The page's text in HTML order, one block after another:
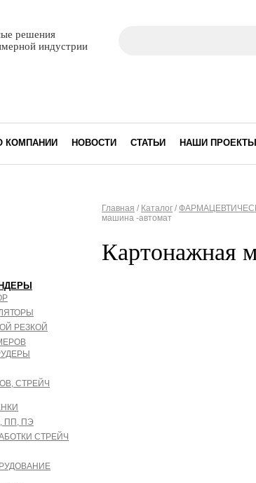
решения
индустрии
КОМПАНИИ НОВОСТИ СТАТЬИ НАШИ ПРОЕКТЫ
РЕЗКОЙ
СТРЕЙЧ
ПП, ПЭ
СТРЕЙЧ
Вы здесь
Главная / Каталог /
машина -автомат
Картонажная